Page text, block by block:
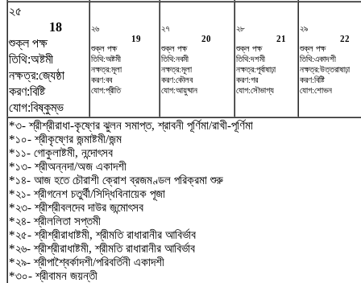
২৫
18
শুক্ল পক্ষ
তিথি:অষ্টমী
নক্ষত্র:জ্যেষ্ঠা
করণ:বিষ্টি
যোগ:বিষ্কুম্ভ
২৬
19
শুক্ল পক্ষ
তিথি:অষ্টমী
নক্ষত্র:মূলা
করণ:বব
যোগ:প্রীতি
২৭
20
শুক্ল পক্ষ
তিথি:নবমী
নক্ষত্র:মূলা
করণ:কৌলব
যোগ:আয়ুষ্মান
২৮
21
শুক্ল পক্ষ
তিথি:দশমী
নক্ষত্র:পূর্বাষাঢ়া
করণ:গর
যোগ:সৌভাগ্য
২৯
22
শুক্ল পক্ষ
তিথি:একাদশী
নক্ষত্র:উত্তরাষাঢ়া
করণ:বিষ্টি
যোগ:শোভন
*৩- শ্রীশ্রীরাধা-কৃষ্ণের ঝুলন সমাপ্ত, শ্রাবনী পূর্ণিমা/রাখী-পূর্ণিমা
*১০- শ্রীকৃষ্ণের জন্মাষ্টমী/জন্ম
*১১- গোকুলাষ্টমী, নন্দোৎসব
*১৩- শ্রীঅন্নদা/অজ একাদশী
*১৪- আজ হতে চৌরাশী ক্রোশ ব্রজমণ্ডল পরিক্রমা শুরু
*২১- শ্রীগনেশ চতুর্থী/সিদ্ধিবিনায়েক পূজা
*২৩- শ্রীশ্রীবলদেব দাউর জন্মোৎসব
*২৪- শ্রীললিতা সপ্তমী
*২৫- শ্রীশ্রীরাধাষ্টমী, শ্রীমতি রাধারানীর আবির্ভাব
*২৬- শ্রীশ্রীরাধাষ্টমী, শ্রীমতি রাধারানীর আবির্ভাব
*২৯- শ্রীপাশ্বৈর্কাদশী/পরিবর্তিনী একাদশী
*৩০- শ্রীবামন জয়ন্তী